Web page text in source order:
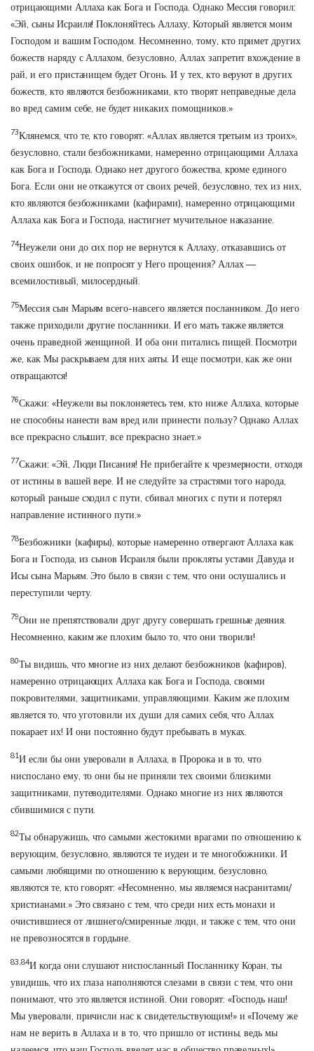
отрицающими Аллаха как Бога и Господа. Однако Мессия говорил:
«Эй, сыны Исраиля! Поклоняйтесь Аллаху, Который является моим
Господом и вашим Господом. Несомненно, тому, кто примет других
божеств наряду с Аллахом, безусловно, Аллах запретит вхождение в
рай, и его пристанищем будет Огонь. И у тех, кто веруют в других
божеств, кто являются безбожниками, кто творят неправедные дела
во вред самим себе, не будет никаких помощников.»
73Клянемся, что те, кто говорят: «Аллах является третьим из троих»,
безусловно, стали безбожниками, намеренно отрицающими Аллаха
как Бога и Господа. Однако нет другого божества, кроме единого
Бога. Если они не откажутся от своих речей, безусловно, тех из них,
кто являются безбожниками (кафирами), намеренно отрицающими
Аллаха как Бога и Господа, настигнет мучительное наказание.
74Неужели они до сих пор не вернутся к Аллаху, отказавшись от
своих ошибок, и не попросят у Него прощения? Аллах —
всемилостивый, милосердный.
75Мессия сын Марьям всего-навсего является посланником. До него
также приходили другие посланники. И его мать также является
очень праведной женщиной. И оба они питались пищей. Посмотри
же, как Мы раскрываем для них аяты. И еще посмотри, как же они
отвращаются!
76Скажи: «Неужели вы поклоняетесь тем, кто ниже Аллаха, которые
не способны нанести вам вред или принести пользу? Однако Аллах
все прекрасно слышит, все прекрасно знает.»
77Скажи: «Эй, Люди Писания! Не прибегайте к чрезмерности, отходя
от истины в вашей вере. И не следуйте за страстями того народа,
который раньше сходил с пути, сбивал многих с пути и потерял
направление истинного пути.»
78Безбожники (кафиры), которые намеренно отвергают Аллаха как
Бога и Господа, из сынов Исраиля были прокляты устами Давуда и
Исы сына Марьям. Это было в связи с тем, что они ослушались и
переступили черту.
79Они не препятствовали друг другу совершать грешные деяния.
Несомненно, каким же плохим было то, что они творили!
80Ты видишь, что многие из них делают безбожников (кафиров),
намеренно отрицающих Аллаха как Бога и Господа, своими
покровителями, защитниками, управляющими. Каким же плохим
является то, что уготовили их души для самих себя, что Аллах
покарает их! И они постоянно будут пребывать в муках.
81И если бы они уверовали в Аллаха, в Пророка и в то, что
ниспослано ему, то они бы не приняли тех своими близкими
защитниками, путеводителями. Однако многие из них являются
сбившимися с пути.
82Ты обнаружишь, что самыми жестокими врагами по отношению к
верующим, безусловно, являются те иудеи и те многобожники. И
самыми любящими по отношению к верующим, безусловно,
являются те, кто говорят: «Несомненно, мы являемся насранитами/
христианами.» Это связано с тем, что среди них есть монахи и
очистившиеся от лишнего/смиренные люди, и также с тем, что они
не превозносятся в гордыне.
83,84И когда они слушают ниспосланный Посланнику Коран, ты
увидишь, что их глаза наполняются слезами в связи с тем, что они
понимают, что это является истиной. Они говорят: «Господь наш!
Мы уверовали, причисли нас к свидетельствующим!» и «Почему же
нам не верить в Аллаха и в то, что пришло от истины, ведь мы